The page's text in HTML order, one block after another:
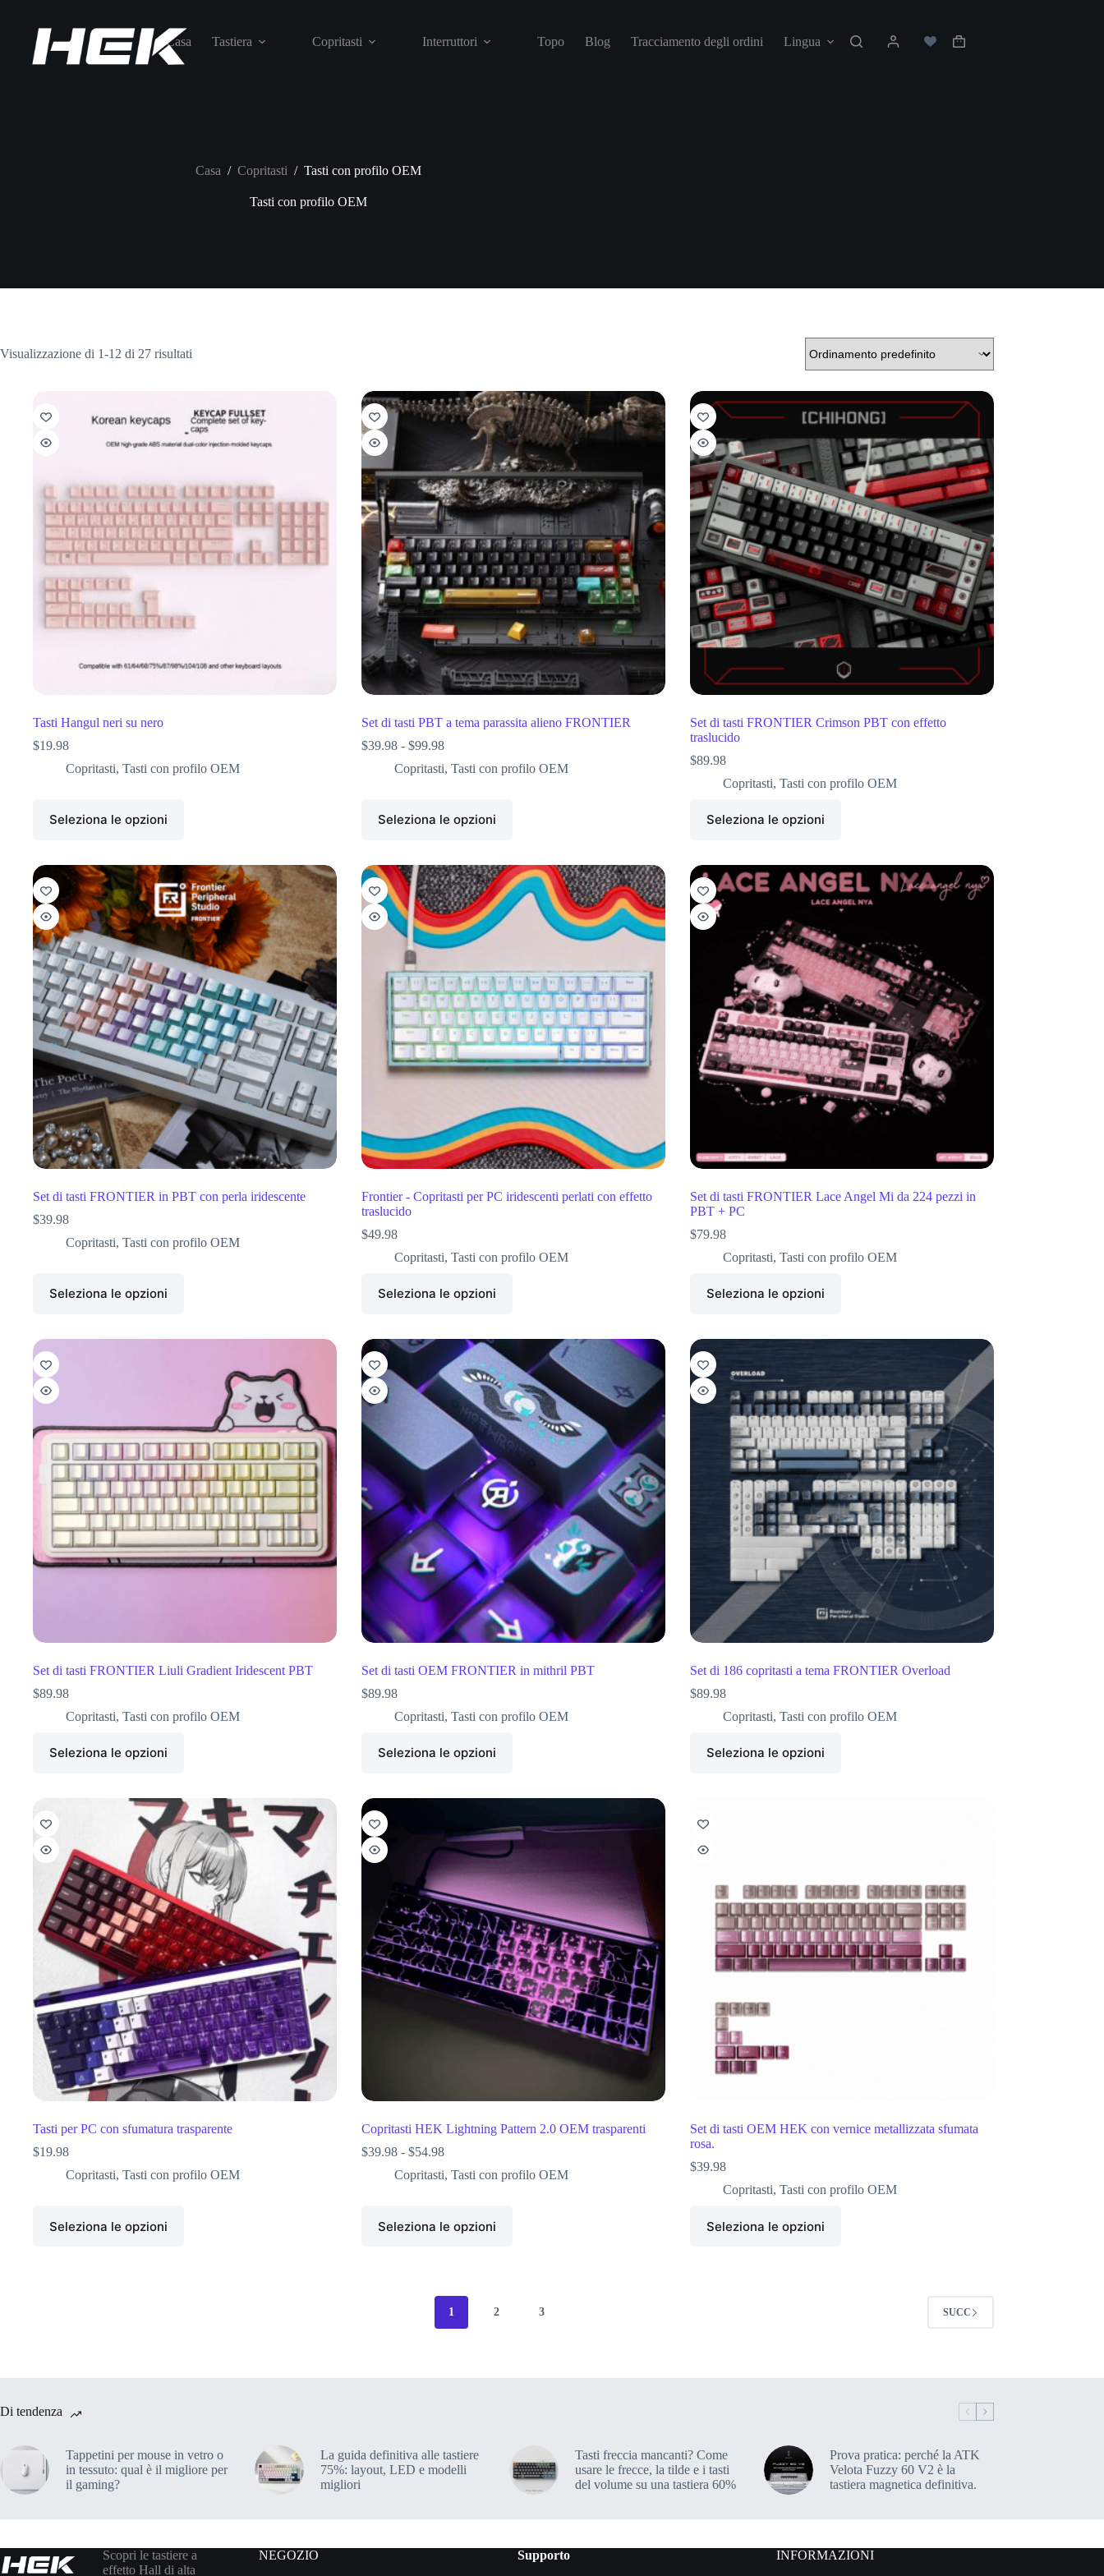
Casa Tastiera Copritasti Interruttori Topo Blog Tracciamento degli ordini Lingua
Casa / Copritasti / Tasti con profilo OEM
Tasti con profilo OEM
Visualizzazione di 1-12 di 27 risultati
Tasti Hangul neri su nero
$19.98
Copritasti, Tasti con profilo OEM
Seleziona le opzioni
Set di tasti PBT a tema parassita alieno FRONTIER
$39.98 - $99.98
Copritasti, Tasti con profilo OEM
Seleziona le opzioni
Set di tasti FRONTIER Crimson PBT con effetto
traslucido
$89.98
Copritasti, Tasti con profilo OEM
Seleziona le opzioni
Set di tasti FRONTIER in PBT con perla iridescente
$39.98
Copritasti, Tasti con profilo OEM
Seleziona le opzioni
Frontier - Copritasti per PC iridescenti perlati con effetto
traslucido
$49.98
Copritasti, Tasti con profilo OEM
Seleziona le opzioni
Set di tasti FRONTIER Lace Angel Mi da 224 pezzi in
PBT + PC
$79.98
Copritasti, Tasti con profilo OEM
Seleziona le opzioni
Set di tasti FRONTIER Liuli Gradient Iridescent PBT
$89.98
Copritasti, Tasti con profilo OEM
Seleziona le opzioni
Set di tasti OEM FRONTIER in mithril PBT
$89.98
Copritasti, Tasti con profilo OEM
Seleziona le opzioni
Set di 186 copritasti a tema FRONTIER Overload
$89.98
Copritasti, Tasti con profilo OEM
Seleziona le opzioni
Tasti per PC con sfumatura trasparente
$19.98
Copritasti, Tasti con profilo OEM
Seleziona le opzioni
Copritasti HEK Lightning Pattern 2.0 OEM trasparenti
$39.98 - $54.98
Copritasti, Tasti con profilo OEM
Seleziona le opzioni
Set di tasti OEM HEK con vernice metallizzata sfumata
rosa.
$39.98
Copritasti, Tasti con profilo OEM
Seleziona le opzioni
1 2 3 SUCC
Di tendenza
Tappetini per mouse in vetro o
in tessuto: qual è il migliore per
il gaming?
La guida definitiva alle tastiere
75%: layout, LED e modelli
migliori
Tasti freccia mancanti? Come
usare le frecce, la tilde e i tasti
del volume su una tastiera 60%
Prova pratica: perché la ATK
Velota Fuzzy 60 V2 è la
tastiera magnetica definitiva.
Scopri le tastiere a
effetto Hall di alta
NEGOZIO
Supporto
INFORMAZIONI